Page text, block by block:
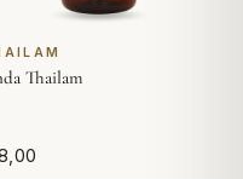
Thailam